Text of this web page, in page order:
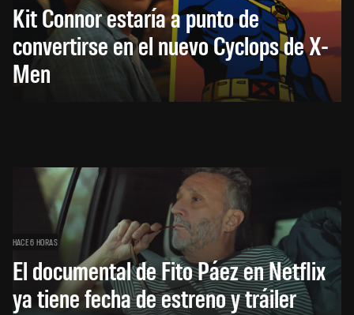
Kit Connor estaría a punto de
convertirse en el nuevo Cyclops de X-
Men
HACE 6 HORAS
El documental de Fito Páez en Netflix
ya tiene fecha de estreno y tráiler